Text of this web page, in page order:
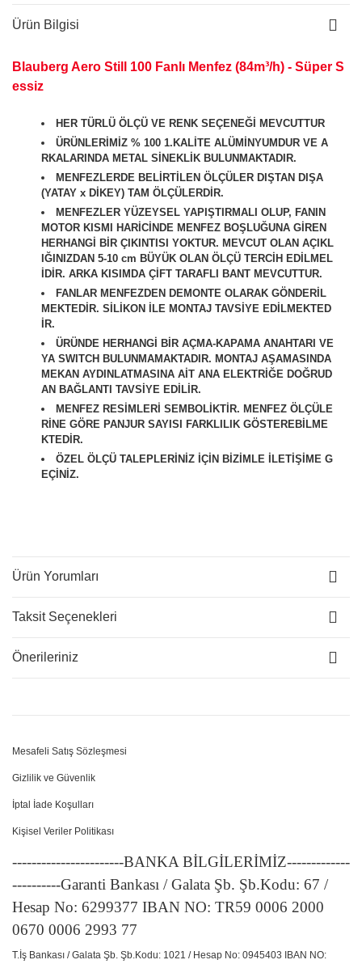
Ürün Bilgisi
Blauberg Aero Still 100 Fanlı Menfez (84m³/h) - Süper S
essiz
HER TÜRLÜ ÖLÇÜ VE RENK SEÇENEĞİ MEVCUTTUR
ÜRÜNLERİMİZ % 100 1.KALİTE ALÜMİNYUMDUR VE A
RKALARINDA METAL SİNEKLİK BULUNMAKTADIR.
MENFEZLERDE BELİRTİLEN ÖLÇÜLER DIŞTAN DIŞA
(YATAY x DİKEY) TAM ÖLÇÜLERDİR.
MENFEZLER YÜZEYSEL YAPIŞTIRMALI OLUP, FANIN
MOTOR KISMI HARİCİNDE MENFEZ BOŞLUĞUNA GİREN
HERHANGİ BİR ÇIKINTISI YOKTUR. MEVCUT OLAN AÇIKL
IĞINIZDAN 5-10 cm BÜYÜK OLAN ÖLÇÜ TERCİH EDİLMEL
İDİR. ARKA KISIMDA ÇİFT TARAFLI BANT MEVCUTTUR.
FANLAR MENFEZDEN DEMONTE OLARAK GÖNDERİL
MEKTEDİR. SİLİKON İLE MONTAJ TAVSİYE EDİLMEKTED
İR.
ÜRÜNDE HERHANGİ BİR AÇMA-KAPAMA ANAHTARI VE
YA SWITCH BULUNMAMAKTADIR. MONTAJ AŞAMASINDA
MEKAN AYDINLATMASINA AİT ANA ELEKTRİĞE DOĞRUD
AN BAĞLANTI TAVSİYE EDİLİR.
M ENFEZ RESİMLERİ SEMBOLİKTİR. MENFEZ ÖLÇÜLE
RİNE GÖRE PANJUR SAYISI FARKLILIK GÖSTEREBİLME
KTEDİR.
ÖZEL ÖLÇÜ TALEPLERİNİZ İÇİN BİZİMLE İLETİŞİME G
EÇİNİZ.
Ürün Yorumları
Taksit Seçenekleri
Önerileriniz
Mesafeli Satış Sözleşmesi
Gizlilik ve Güvenlik
İptal İade Koşulları
Kişisel Veriler Politikası
-----------------------BANKA BİLGİLERİMİZ-------------
----------Garanti Bankası / Galata Şb. Şb.Kodu: 67 /
Hesap No: 6299377 IBAN NO: TR59 0006 2000
0670 0006 2993 77
T.İş Bankası / Galata Şb. Şb.Kodu: 1021 / Hesap No: 0945403 IBAN NO: